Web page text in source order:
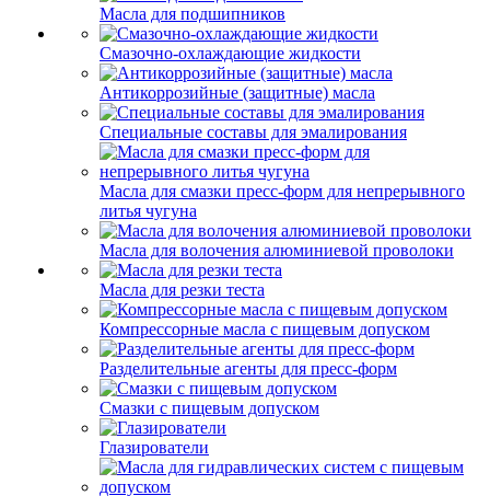
Масла для подшипников
Смазочно-охлаждающие жидкости
Антикоррозийные (защитные) масла
Специальные составы для эмалирования
Масла для смазки пресс-форм для непрерывного
литья чугуна
Масла для волочения алюминиевой проволоки
Масла для резки теста
Компрессорные масла с пищевым допуском
Разделительные агенты для пресс-форм
Смазки с пищевым допуском
Глазирователи